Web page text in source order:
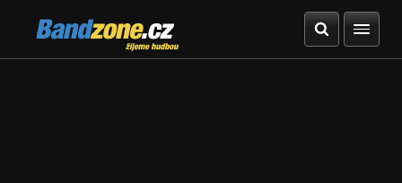
Bandzone.cz
žijeme hudbou